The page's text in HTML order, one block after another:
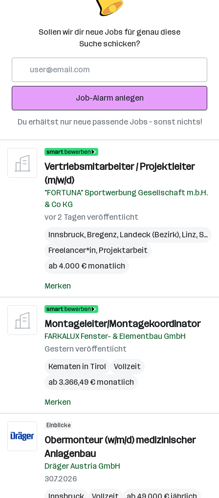
Sollen wir dir neue Jobs für genau diese
Suche schicken?
Adresse
Job-Alarm anlegen
Du erhältst nur neue passende Jobs – sonst nichts!
Vertriebsmitarbeiter / Projektleiter
(m/w/d)
"FORTUNA" Sportwerbung Gesellschaft m.b.H.
& Co KG
vor 2 Tagen veröffentlicht
Innsbruck, Bregenz, Landeck (Bezirk), Linz, St. Pölten
Freelancer*in, Projektarbeit
ab 4.000 € monatlich
Merken
Montageleiter/Montagekoordinator
FARKALUX Fenster- & Elementbau GmbH
Gestern veröffentlicht
Kematen in Tirol
Vollzeit
ab 3.366,49 € monatlich
Merken
Einblicke
Obermonteur (w/m/d) medizinischer
Anlagenbau
Dräger Austria GmbH
30.7.2026